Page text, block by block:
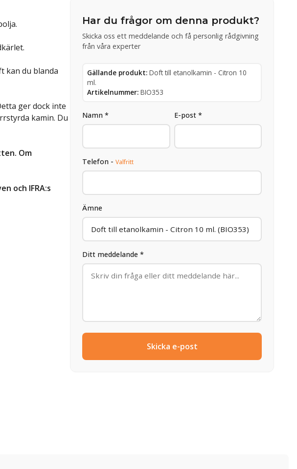
kan du blanda
ger dock inte
kamin. Du
Om
och IFRA:s
Har du frågor om denna produkt?
Skicka oss ett meddelande och få personlig rådgivning
från våra experter
Gällande produkt: Doft till etanolkamin - Citron 10
ml.
Artikelnummer: BIO353
Namn * E-post *
Telefon -Valfritt
Ämne
Ditt meddelande *
Skicka e-post